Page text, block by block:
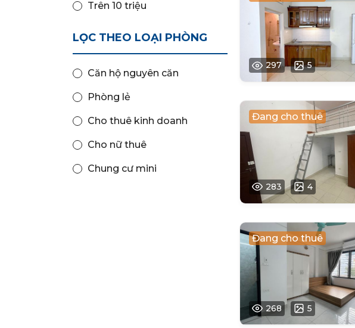
Trên 10 triệu
LỌC THEO LOẠI PHÒNG
Căn hộ nguyên căn
Phòng lẻ
Cho thuê kinh doanh
Cho nữ thuê
Chung cư mini
297 5
283 4
Đang cho thuê
268 5
Đang cho thuê